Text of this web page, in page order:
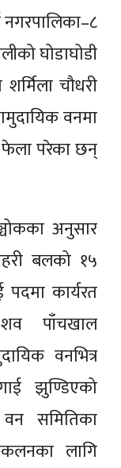
नगरपालिका–८
घोडाघोडी
चौधरी
वनमा
परेका छन्
अनुसार
बलको १५
कार्यरत
पाँचखाल
वनभित्र
झुण्डिएको
समितिका
लागि